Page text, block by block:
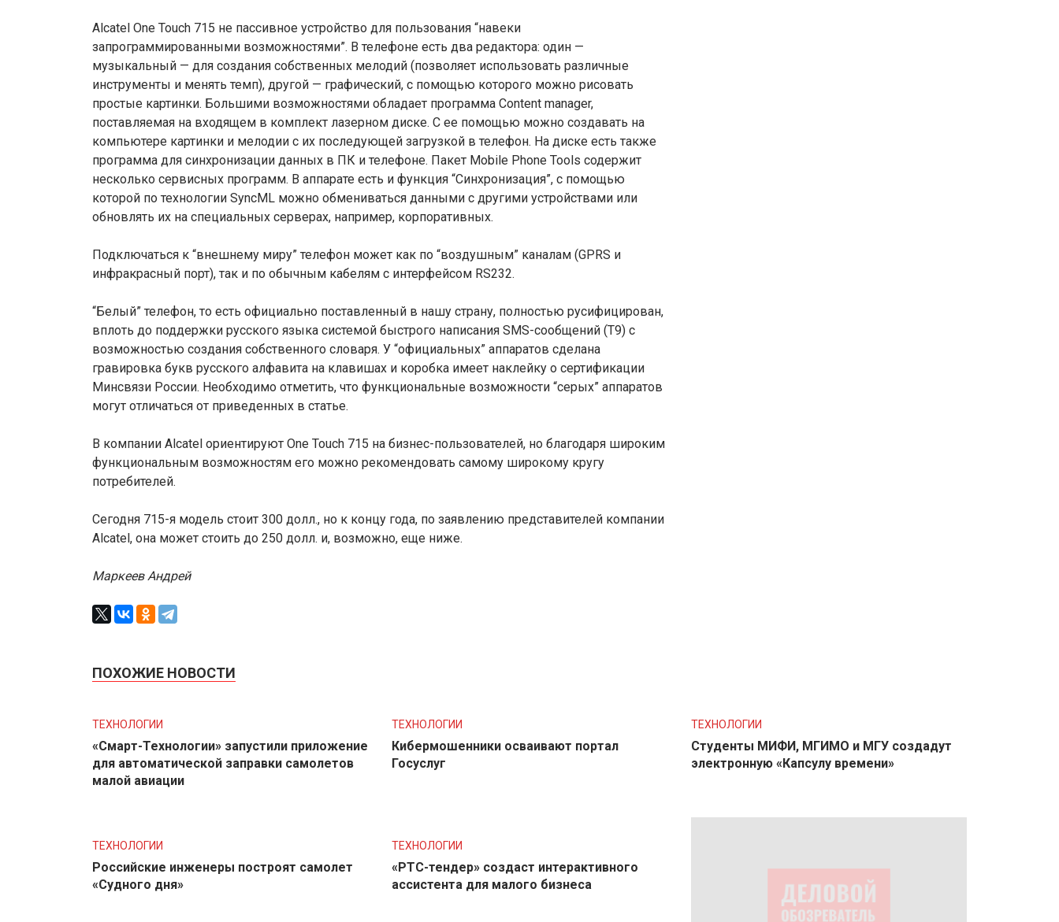
Alcatel One Touch 715 не пассивное устройство для пользования “навеки
запрограммированными возможностями”. В телефоне есть два редактора: один —
музыкальный — для создания собственных мелодий (позволяет использовать различные
инструменты и менять темп), другой — графический, с помощью которого можно рисовать
простые картинки. Большими возможностями обладает программа Content manager,
поставляемая на входящем в комплект лазерном диске. С ее помощью можно создавать на
компьютере картинки и мелодии с их последующей загрузкой в телефон. На диске есть также
программа для синхронизации данных в ПК и телефоне. Пакет Mobile Phone Tools содержит
несколько сервисных программ. В аппарате есть и функция “Синхронизация”, с помощью
которой по технологии SyncML можно обмениваться данными с другими устройствами или
обновлять их на специальных серверах, например, корпоративных.
Подключаться к “внешнему миру” телефон может как по “воздушным” каналам (GPRS и
инфракрасный порт), так и по обычным кабелям с интерфейсом RS232.
“Белый” телефон, то есть официально поставленный в нашу страну, полностью русифицирован,
вплоть до поддержки русского языка системой быстрого написания SMS-сообщений (Т9) с
возможностью создания собственного словаря. У “официальных” аппаратов сделана
гравировка букв русского алфавита на клавишах и коробка имеет наклейку о сертификации
Минсвязи России. Необходимо отметить, что функциональные возможности “серых” аппаратов
могут отличаться от приведенных в статье.
В компании Alcatel ориентируют One Touch 715 на бизнес-пользователей, но благодаря широким
функциональным возможностям его можно рекомендовать самому широкому кругу
потребителей.
Сегодня 715-я модель стоит 300 долл., но к концу года, по заявлению представителей компании
Alcatel, она может стоить до 250 долл. и, возможно, еще ниже.
Маркеев Андрей
ПОХОЖИЕ НОВОСТИ
ТЕХНОЛОГИИ
«Смарт-Технологии» запустили приложение
для автоматической заправки самолетов
малой авиации
ТЕХНОЛОГИИ
Кибермошенники осваивают портал
Госуслуг
ТЕХНОЛОГИИ
Студенты МИФИ, МГИМО и МГУ создадут
электронную «Капсулу времени»
ТЕХНОЛОГИИ
Российские инженеры построят самолет
«Судного дня»
ТЕХНОЛОГИИ
«РТС-тендер» создаст интерактивного
ассистента для малого бизнеса